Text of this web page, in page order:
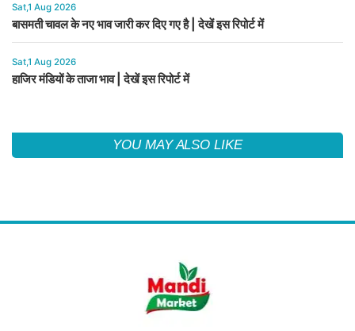
Sat,1 Aug 2026
बासमती चावल के नए भाव जारी कर दिए गए है | देखें इस रिपोर्ट में
Sat,1 Aug 2026
हाजिर मंडियों के ताजा भाव | देखें इस रिपोर्ट में
YOU MAY ALSO LIKE